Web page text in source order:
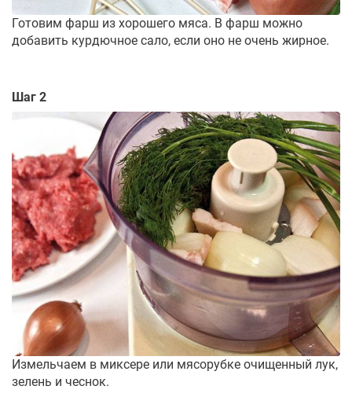
Готовим фарш из хорошего мяса. В фарш можно
добавить курдючное сало, если оно не очень жирное.
Шаг 2
Измельчаем в миксере или мясорубке очищенный лук,
зелень и чеснок.